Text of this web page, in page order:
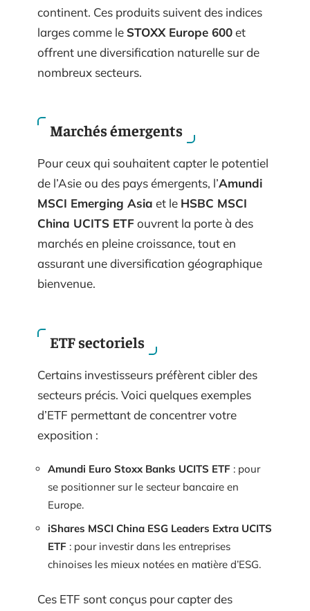
continent. Ces produits suivent des indices
larges comme le STOXX Europe 600et
offrent une diversification naturelle sur de
nombreux secteurs.
Marchés émergents
Pour ceux qui souhaitent capter le potentiel
de l’Asie ou des pays émergents, l’Amundi
MSCI Emerging Asia et le HSBC MSCI
China UCITS ETFouvrent la porte à des
marchés en pleine croissance, tout en
assurant une diversification géographique
bienvenue.
ETF sectoriels
Certains investisseurs préfèrent cibler des
secteurs précis. Voici quelques exemples
d’ETF permettant de concentrer votre
exposition :
Amundi Euro Stoxx Banks UCITS ETF : pour
se positionner sur le secteur bancaire en
Europe.
iShares MSCI China ESG Leaders Extra UCITS
ETF : pour investir dans les entreprises
chinoises les mieux notées en matière d’ESG.
Ces ETF sont conçus pour capter des